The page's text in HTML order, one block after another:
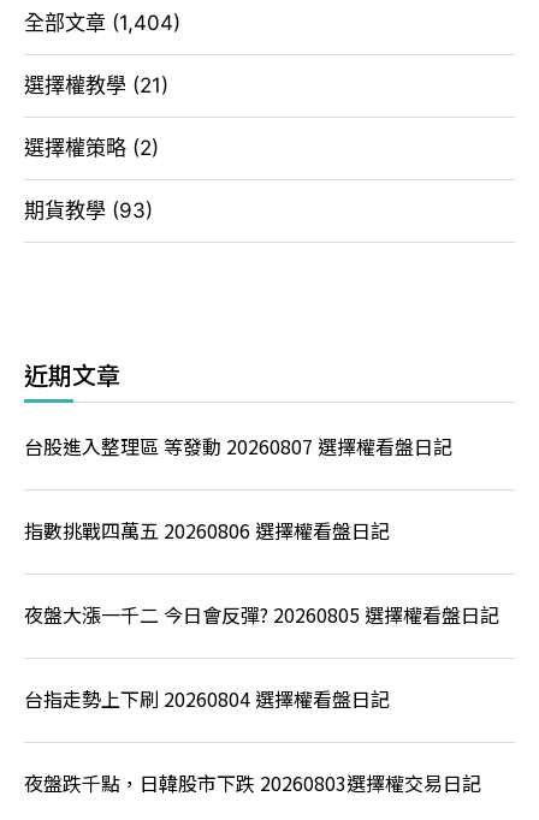
全部文章 (1,404)
選擇權教學 (21)
選擇權策略 (2)
期貨教學 (93)
近期文章
台股進入整理區 等發動 20260807 選擇權看盤日記
指數挑戰四萬五 20260806 選擇權看盤日記
夜盤大漲一千二 今日會反彈? 20260805 選擇權看盤日記
台指走勢上下刷 20260804 選擇權看盤日記
夜盤跌千點，日韓股市下跌 20260803選擇權交易日記